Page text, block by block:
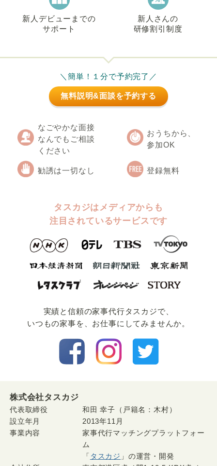
新人デビューまでの
サポート
新人さんの
研修割引制度
＼簡単！１分で予約完了／
無料説明&面談を予約する
なごやかな面接
なんでもご相談
ください
おうちから、
参加OK
勧誘は一切なし 登録無料
タスカジはメディアからも
注目されているサービスです
実績と信頼の家事代⾏タスカジで、
いつもの家事を、お仕事にしてみませんか。
株式会社タスカジ
代表取締役
和田 幸子（戸籍名：木村）
設立年月
2013年11月
事業内容
家事代行マッチングプラットフォー
ム
「 タスカジ 」の運営・開発